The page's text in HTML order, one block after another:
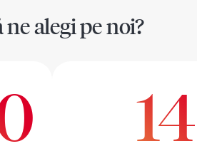
ne alegi pe noi?
14